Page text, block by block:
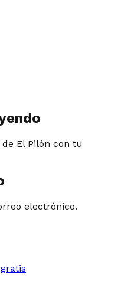
El Pilón con tu
electrónico.